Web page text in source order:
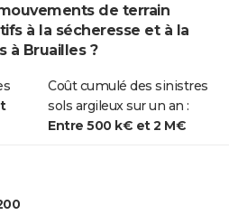
de terrain
à la sécheresse et à la
à Bruailles ?
Coût cumulé des sinistres
sols argileux sur un an :
Entre 500 k€ et 2 M€